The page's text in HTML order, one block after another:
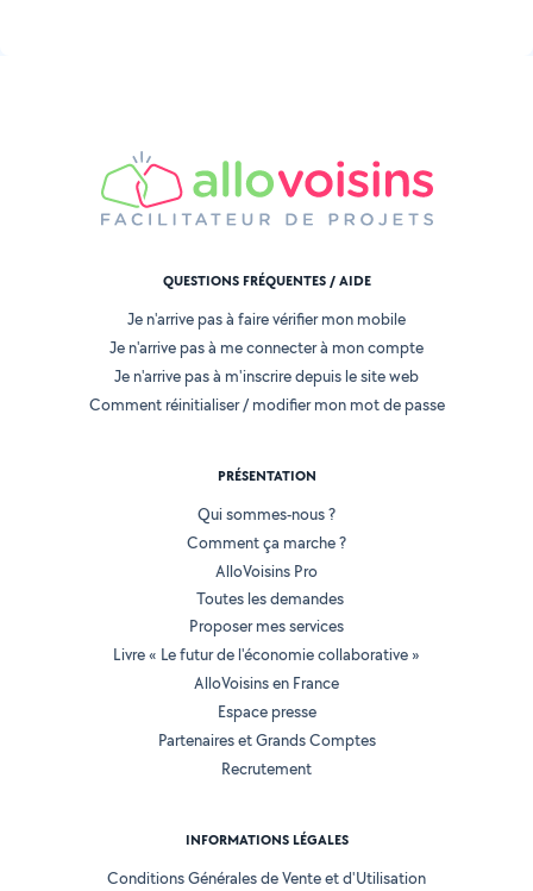
QUESTIONS FRÉQUENTES / AIDE
Je n'arrive pas à faire vérifier mon mobile
Je n'arrive pas à me connecter à mon compte
Je n'arrive pas à m'inscrire depuis le site web
Comment réinitialiser / modifier mon mot de passe
PRÉSENTATION
Qui sommes-nous ?
Comment ça marche ?
AlloVoisins Pro
Toutes les demandes
Proposer mes services
Livre « Le futur de l'économie collaborative »
AlloVoisins en France
Espace presse
Partenaires et Grands Comptes
Recrutement
INFORMATIONS LÉGALES
Conditions Générales de Vente et d'Utilisation